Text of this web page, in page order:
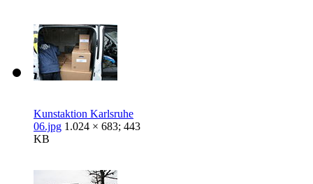
Kunstaktion Karlsruhe
06.jpg 1.024 × 683; 443
KB